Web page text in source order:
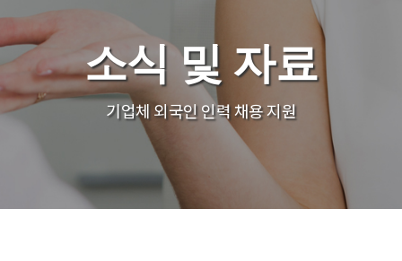
소식 및 자료
기업체 외국인 인력 채용 지원